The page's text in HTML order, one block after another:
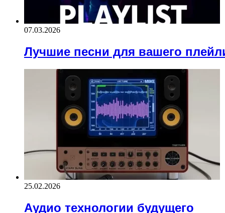
07.03.2026
Лучшие песни для вашего
25.02.2026
Аудио технологии будущего